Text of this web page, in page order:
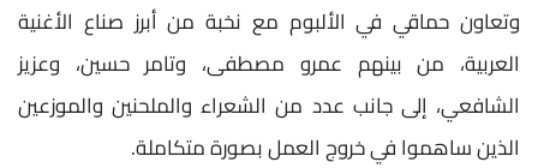
وتعاون حماقي في الألبوم مع نخبة من أبرز صناع الأغنية
العربية، من بينهم عمرو مصطفى، وتامر حسين، وعزيز
الشافعي، إلى جانب عدد من الشعراء والملحنين والموزعين
الذين ساهموا في خروج العمل بصورة متكاملة.